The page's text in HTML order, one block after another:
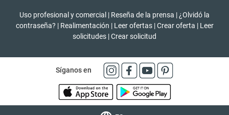
Uso profesional y comercial | Reseña de la prensa | ¿Olvidó la
contraseña? | Realimentación | Leer ofertas | Crear oferta | Leer
solicitudes |Crear solicitud
Síganos en